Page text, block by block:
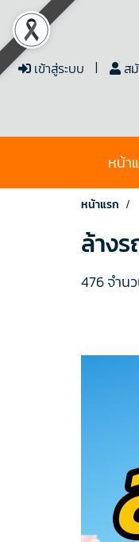
เข้าสู่ระบบ สมั
หน้า
หน้าแรก
ล้าง
476 จำน